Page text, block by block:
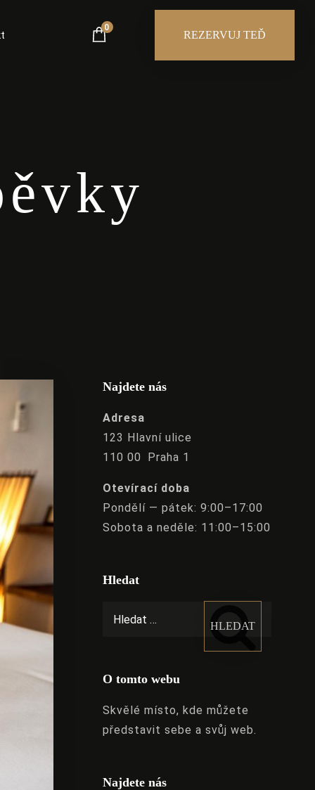
REZERVUJ TEĎ
0
Najdete nás
Adresa
123 Hlavní ulice
110 00 Praha 1
Otevírací doba
Pondělí — pátek: 9:00–17:00
Sobota a neděle: 11:00–15:00
Hledat
O tomto webu
Skvělé místo, kde můžete
představit sebe a svůj web.
Najdete nás